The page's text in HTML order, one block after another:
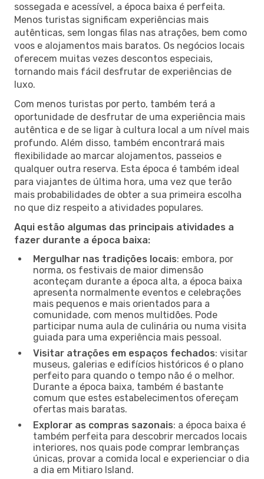
sossegada e acessível, a época baixa é perfeita.
Menos turistas significam experiências mais
autênticas, sem longas filas nas atrações, bem como
voos e alojamentos mais baratos. Os negócios locais
oferecem muitas vezes descontos especiais,
tornando mais fácil desfrutar de experiências de
luxo.
Com menos turistas por perto, também terá a
oportunidade de desfrutar de uma experiência mais
autêntica e de se ligar à cultura local a um nível mais
profundo. Além disso, também encontrará mais
flexibilidade ao marcar alojamentos, passeios e
qualquer outra reserva. Esta época é também ideal
para viajantes de última hora, uma vez que terão
mais probabilidades de obter a sua primeira escolha
no que diz respeito a atividades populares.
Aqui estão algumas das principais atividades a
fazer durante a época baixa:
Mergulhar nas tradições locais: embora, por
norma, os festivais de maior dimensão
aconteçam durante a época alta, a época baixa
apresenta normalmente eventos e celebrações
mais pequenos e mais orientados para a
comunidade, com menos multidões. Pode
participar numa aula de culinária ou numa visita
guiada para uma experiência mais pessoal.
Visitar atrações em espaços fechados: visitar
museus, galerias e edifícios históricos é o plano
perfeito para quando o tempo não é o melhor.
Durante a época baixa, também é bastante
comum que estes estabelecimentos ofereçam
ofertas mais baratas.
Explorar as compras sazonais: a época baixa é
também perfeita para descobrir mercados locais
interiores, nos quais pode comprar lembranças
únicas, provar a comida local e experienciar o dia
a dia em Mitiaro Island.